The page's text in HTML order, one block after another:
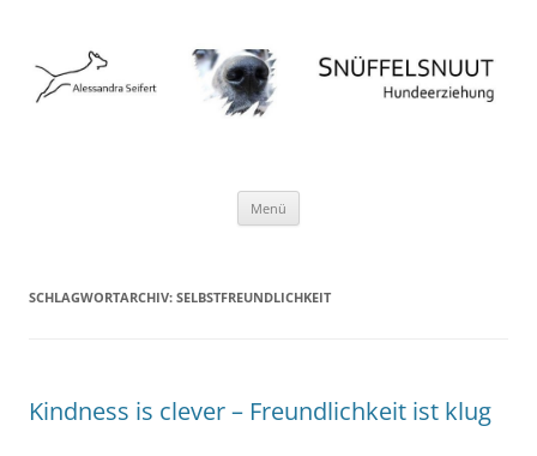
Menü
SCHLAGWORTARCHIV: SELBSTFREUNDLICHKEIT
Kindness is clever – Freundlichkeit ist klug